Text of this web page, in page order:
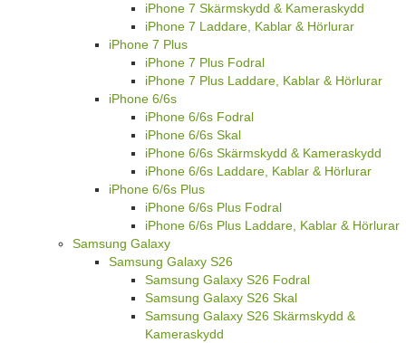
iPhone 7 Skärmskydd & Kameraskydd
iPhone 7 Laddare, Kablar & Hörlurar
iPhone 7 Plus
iPhone 7 Plus Fodral
iPhone 7 Plus Laddare, Kablar & Hörlurar
iPhone 6/6s
iPhone 6/6s Fodral
iPhone 6/6s Skal
iPhone 6/6s Skärmskydd & Kameraskydd
iPhone 6/6s Laddare, Kablar & Hörlurar
iPhone 6/6s Plus
iPhone 6/6s Plus Fodral
iPhone 6/6s Plus Laddare, Kablar & Hörlurar
Samsung Galaxy
Samsung Galaxy S26
Samsung Galaxy S26 Fodral
Samsung Galaxy S26 Skal
Samsung Galaxy S26 Skärmskydd &
Kameraskydd